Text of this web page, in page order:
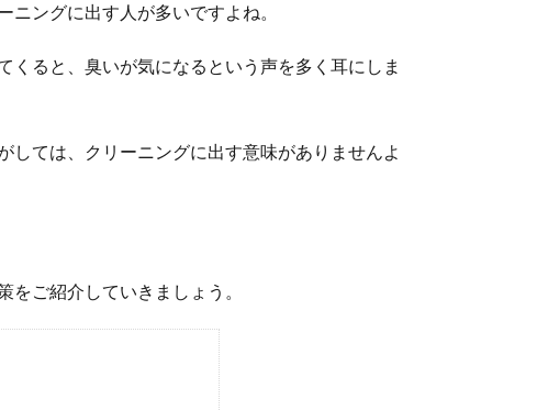
ングに出す人が多いですよね。
くると、臭いが気になるという声を多く耳にしま
ては、クリーニングに出す意味がありませんよ
ご紹介していきましょう。